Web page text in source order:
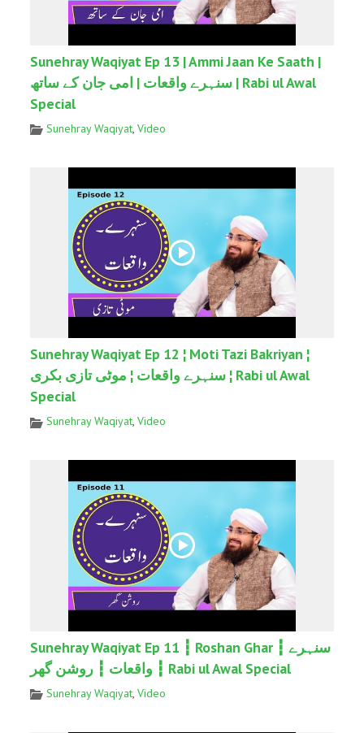
Sunehray Waqiyat Ep 13 | Ammi Jaan Ke Saath |
سنہرے واقعات | امی جان کے ساتھ | Rabi ul Awal
Special
Sunehray Waqiyat, Video
Sunehray Waqiyat Ep 12 ¦ Moti Tazi Bakriyan ¦
سنہرے واقعات ¦ موٹی تازی بکری ¦ Rabi ul Awal
Special
Sunehray Waqiyat, Video
Sunehray Waqiyat Ep 11 ┇ Roshan Ghar ┇ سنہرے
واقعات ┇ روشن گھر ┇ Rabi ul Awal Special
Sunehray Waqiyat, Video